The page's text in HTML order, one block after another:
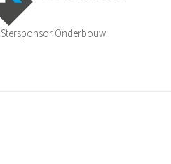
Stersponsor Onderbouw